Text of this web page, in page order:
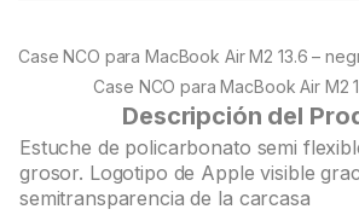
ratings
Case NCO para MacBook Air M2 13.6 –
Case NCO para MacBook Air M2
Descripción del
Estuche de policarbonato semi
grosor. Logotipo de Apple visible
semitransparencia de la carcasa